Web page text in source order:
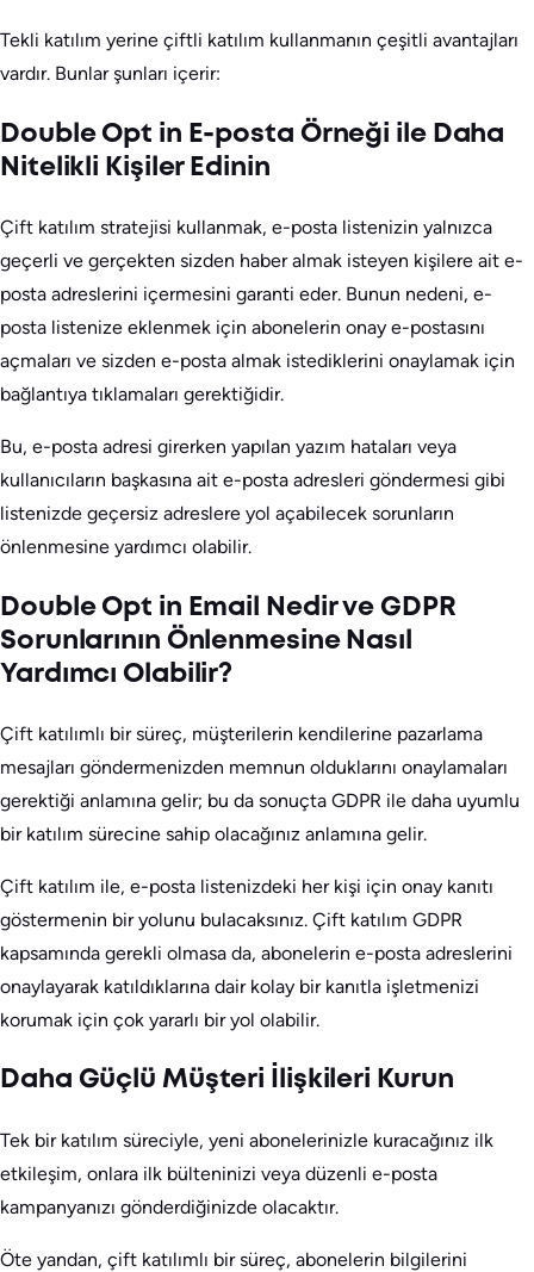
Tekli katılım yerine çiftli katılım kullanmanın çeşitli avantajları
vardır. Bunlar şunları içerir:
Double Opt in E-posta Örneği ile Daha
Nitelikli Kişiler Edinin
Çift katılım stratejisi kullanmak, e-posta listenizin yalnızca
geçerli ve gerçekten sizden haber almak isteyen kişilere ait e-
posta adreslerini içermesini garanti eder. Bunun nedeni, e-
posta listenize eklenmek için abonelerin onay e-postasını
açmaları ve sizden e-posta almak istediklerini onaylamak için
bağlantıya tıklamaları gerektiğidir.
Bu, e-posta adresi girerken yapılan yazım hataları veya
kullanıcıların başkasına ait e-posta adresleri göndermesi gibi
listenizde geçersiz adreslere yol açabilecek sorunların
önlenmesine yardımcı olabilir.
Double Opt in Email Nedir ve GDPR
Sorunlarının Önlenmesine Nasıl
Yardımcı Olabilir?
Çift katılımlı bir süreç, müşterilerin kendilerine pazarlama
mesajları göndermenizden memnun olduklarını onaylamaları
gerektiği anlamına gelir; bu da sonuçta GDPR ile daha uyumlu
bir katılım sürecine sahip olacağınız anlamına gelir.
Çift katılım ile, e-posta listenizdeki her kişi için onay kanıtı
göstermenin bir yolunu bulacaksınız. Çift katılım GDPR
kapsamında gerekli olmasa da, abonelerin e-posta adreslerini
onaylayarak katıldıklarına dair kolay bir kanıtla işletmenizi
korumak için çok yararlı bir yol olabilir.
Daha Güçlü Müşteri İlişkileri Kurun
Tek bir katılım süreciyle, yeni abonelerinizle kuracağınız ilk
etkileşim, onlara ilk bülteninizi veya düzenli e-posta
kampanyanızı gönderdiğinizde olacaktır.
Öte yandan, çift katılımlı bir süreç, abonelerin bilgilerini